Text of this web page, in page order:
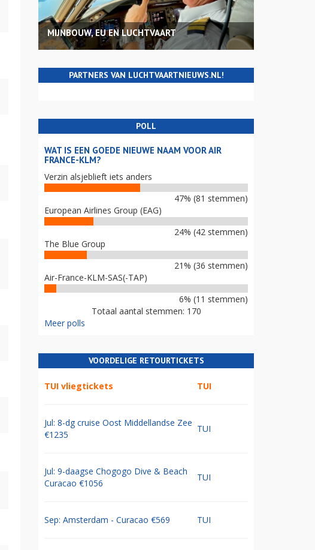
MIJNBOUW, EU EN LUCHTVAART
PARTNERS VAN LUCHTVAARTNIEUWS.NL!
POLL
WAT IS EEN GOEDE NIEUWE NAAM VOOR AIR
FRANCE-KLM?
Verzin alsjeblieft iets anders
47% (81 stemmen)
European Airlines Group (EAG)
24% (42 stemmen)
The Blue Group
21% (36 stemmen)
Air-France-KLM-SAS(-TAP)
6% (11 stemmen)
Totaal aantal stemmen: 170
Meer polls
VOORDELIGE RETOURTICKETS
TUI vliegtickets TUI
Jul: 8-dg cruise Oost Middellandse Zee
€1235
TUI
Jul: 9-daagse Chogogo Dive & Beach
Curacao €1056
TUI
Sep: Amsterdam - Curacao €569 TUI